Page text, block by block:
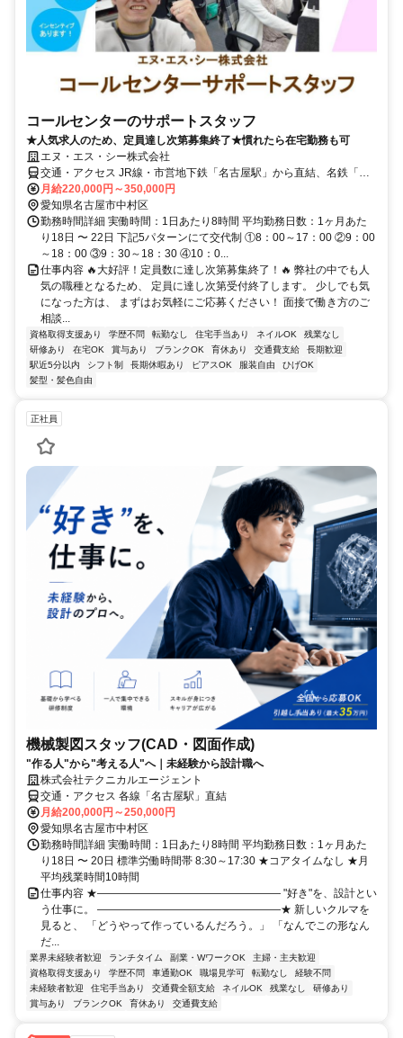
コールセンターのサポートスタッフ
★人気求人のため、定員達し次第募集終了★慣れたら在宅勤務も可
エヌ・エス・シー株式会社
交通・アクセス JR線・市営地下鉄「名古屋駅」から直結、名鉄「名
鉄名古屋駅」徒歩4分、近鉄「近鉄名古屋駅」徒歩5分
月給220,000円～350,000円
愛知県名古屋市中村区
勤務時間詳細 実働時間：1日あたり8時間 平均勤務日数：1ヶ月あた
り18日 〜 22日 下記5パターンにて交代制 ①8：00～17：00 ②9：00
～18：00 ③9：30～18：30 ④10：0...
仕事内容 🔥大好評！定員数に達し次第募集終了！🔥 弊社の中でも人
気の職種となるため、 定員に達し次第受付終了します。 少しでも気
になった方は、 まずはお気軽にご応募ください！ 面接で働き方のご
相談...
資格取得支援あり 学歴不問 転勤なし 住宅手当あり ネイルOK
残業なし
研修あり
在宅OK 賞与あり ブランクOK 育休あり 交通費支給
長期歓迎
駅近5分以内
シフト制 長期休暇あり ピアスOK 服装自由
ひげOK
髪型・髪色自由
正社員
機械製図スタッフ(CAD・図面作成)
"作る人"から"考える人"へ｜未経験から設計職へ
株式会社テクニカルエージェント
交通・アクセス 各線「名古屋駅」直結
月給200,000円～250,000円
愛知県名古屋市中村区
勤務時間詳細 実働時間：1日あたり8時間 平均勤務日数：1ヶ月あた
り18日 〜 20日 標準労働時間帯 8:30～17:30 ★コアタイムなし ★月
平均残業時間10時間
仕事内容 ★――――――――――――――――― "好き"を、設計とい
う仕事に。 ―――――――――――――――――★ 新しいクルマを
見ると、 「どうやって作っているんだろう。」 「なんでこの形なん
だ...
業界未経験者歓迎 ランチタイム 副業・WワークOK
主婦・主夫歓迎
資格取得支援あり
学歴不問 車通勤OK 職場見学可 転勤なし
経験不問
未経験者歓迎
住宅手当あり 交通費全額支給 ネイルOK 残業なし
研修あり
賞与あり
ブランクOK 育休あり 交通費支給